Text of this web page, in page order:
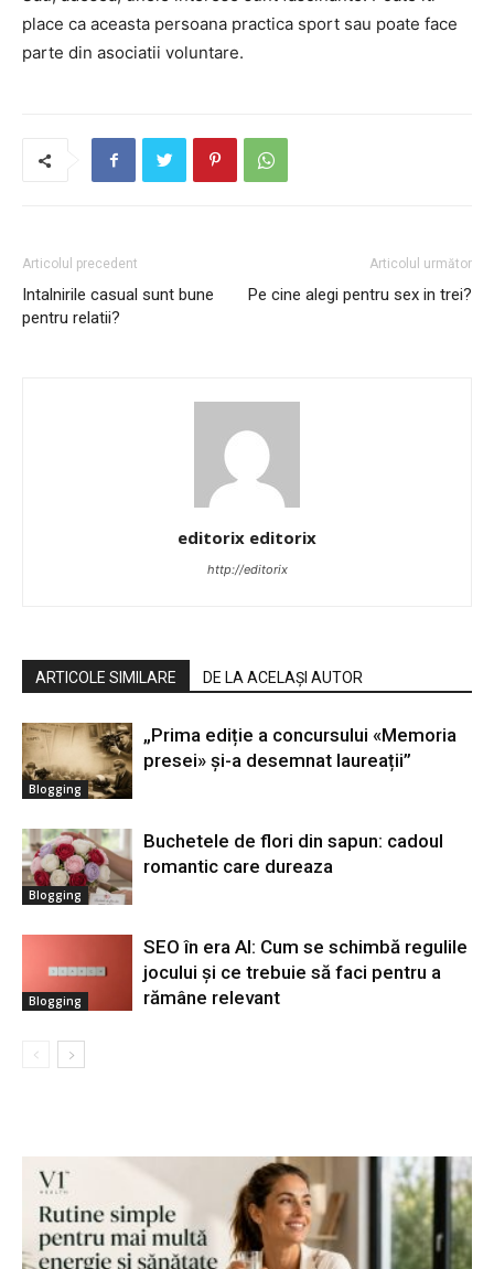
place ca aceasta persoana practica sport sau poate face
parte din asociatii voluntare.
Articolul precedent
Intalnirile casual sunt bune
pentru relatii?
Articolul următor
Pe cine alegi pentru sex in trei?
editorix editorix
http://editorix
ARTICOLE SIMILARE DE LA ACELAȘI AUTOR
Blogging
„Prima ediție a concursului «Memoria
presei» și-a desemnat laureații”
Blogging
Buchetele de flori din sapun: cadoul
romantic care dureaza
Blogging
SEO în era AI: Cum se schimbă regulile
jocului și ce trebuie să faci pentru a
rămâne relevant